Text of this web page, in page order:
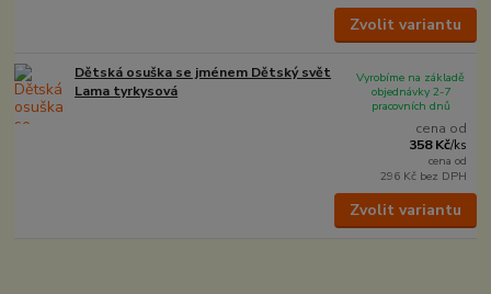
Zvolit variantu
Dětská osuška se jménem Dětský svět
Lama tyrkysová
cena od
358 Kč/ks
cena od
296 Kč bez DPH
Vyrobíme na základě
objednávky 2-7
pracovních dnů
Zvolit variantu